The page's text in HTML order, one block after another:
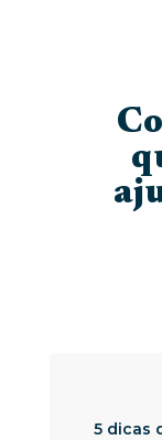
5 dicas